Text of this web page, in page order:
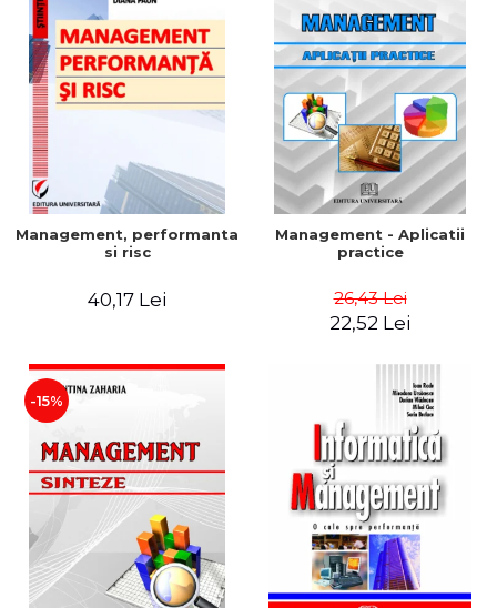
Management, performanta
si risc
40,17 Lei
Management - Aplicatii
practice
26,43 Lei
22,52 Lei
-15%